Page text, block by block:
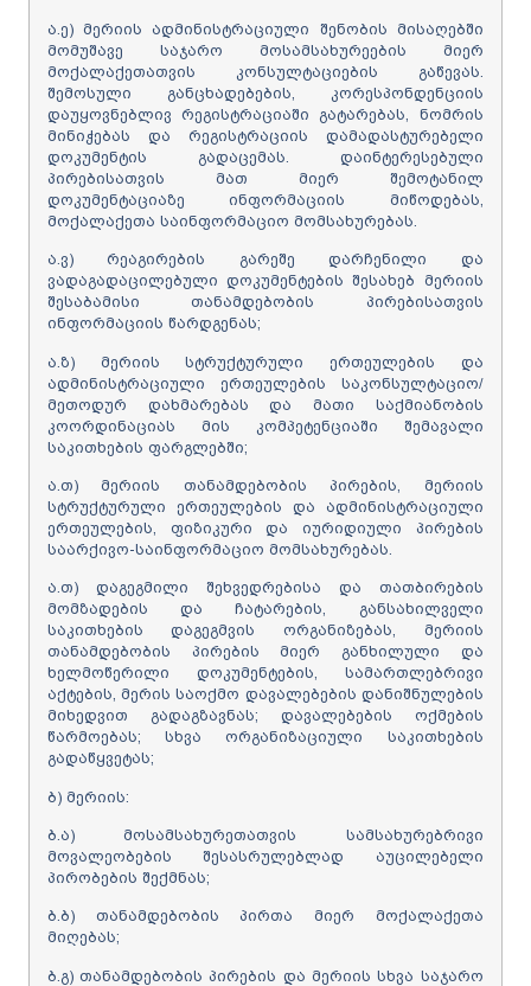
ა.ე) მერიის ადმინისტრაციული შენობის მისაღებში
მომუშავე საჯარო მოსამსახურეების მიერ
მოქალაქეთათვის კონსულტაციების გაწევას.
შემოსული განცხადებების, კორესპონდენციის
დაუყოვნებლივ რეგისტრაციაში გატარებას, ნომრის
მინიჭებას და რეგისტრაციის დამადასტურებელი
დოკუმენტის გადაცემას. დაინტერესებული
პირებისათვის მათ მიერ შემოტანილ
დოკუმენტაციაზე ინფორმაციის მიწოდებას,
მოქალაქეთა საინფორმაციო მომსახურებას.
ა.ვ) რეაგირების გარეშე დარჩენილი და
ვადაგადაცილებული დოკუმენტების შესახებ მერიის
შესაბამისი თანამდებობის პირებისათვის
ინფორმაციის წარდგენას;
ა.ზ) მერიის სტრუქტურული ერთეულების და
ადმინისტრაციული ერთეულების საკონსულტაციო/
მეთოდურ დახმარებას და მათი საქმიანობის
კოორდინაციას მის კომპეტენციაში შემავალი
საკითხების ფარგლებში;
ა.თ) მერიის თანამდებობის პირების, მერიის
სტრუქტურული ერთეულების და ადმინისტრაციული
ერთეულების, ფიზიკური და იურიდიული პირების
საარქივო-საინფორმაციო მომსახურებას.
ა.თ) დაგეგმილი შეხვედრებისა და თათბირების
მომზადების და ჩატარების, განსახილველი
საკითხების დაგეგმვის ორგანიზებას, მერიის
თანამდებობის პირების მიერ განხილული და
ხელმოწერილი დოკუმენტების, სამართლებრივი
აქტების, მერის საოქმო დავალებების დანიშნულების
მიხედვით გადაგზავნას; დავალებების ოქმების
წარმოებას; სხვა ორგანიზაციული საკითხების
გადაწყვეტას;
ბ) მერიის:
ბ.ა) მოსამსახურეთათვის სამსახურებრივი
მოვალეობების შესასრულებლად აუცილებელი
პირობების შექმნას;
ბ.ბ) თანამდებობის პირთა მიერ მოქალაქეთა
მიღებას;
ბ.გ) თანამდებობის პირების და მერიის სხვა საჯარო